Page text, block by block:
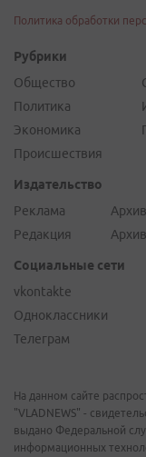
Политика обработки
Рубрики
Общество
Политика
Экономика
Происшествия
Издательство
Реклама
Редакция
Социальные сети
vkontakte
Одноклассники
Телеграм
На данном сайте
"VLADNEWS" -
выдано Федеральной
информационных